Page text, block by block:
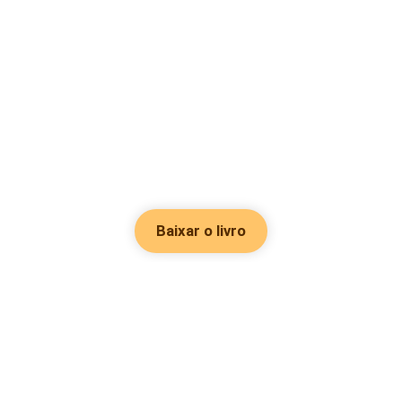
Baixar o livro